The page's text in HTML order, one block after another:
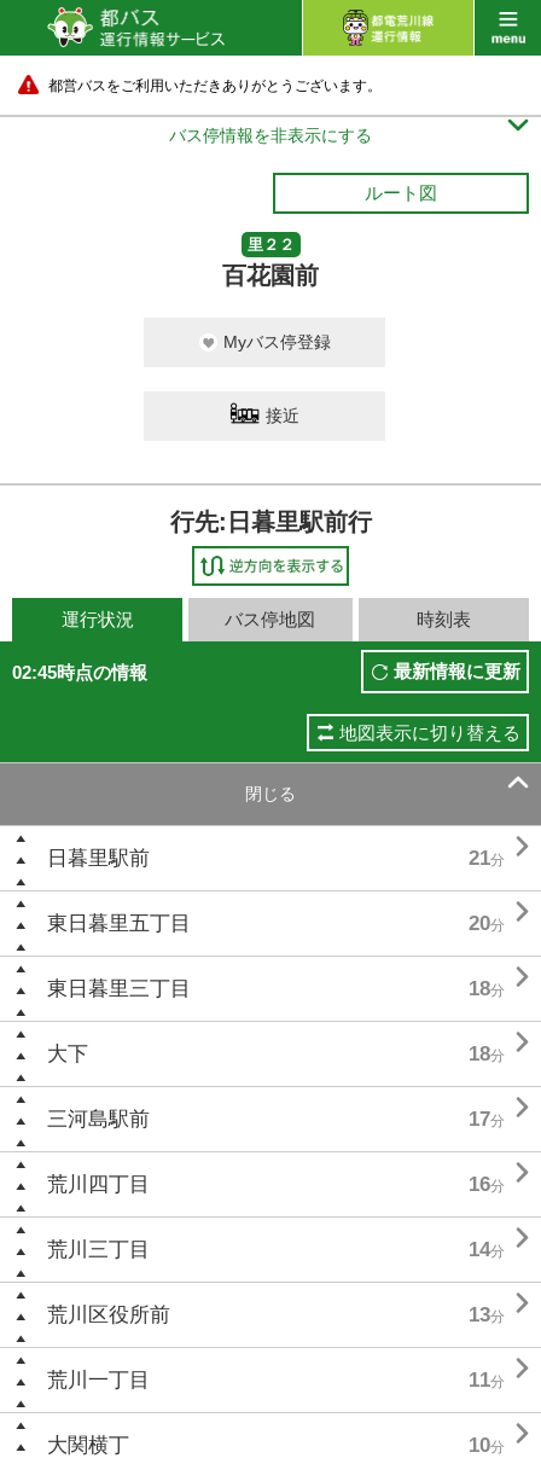
都営バスをご利用いただきありがとうございます。
バス停情報を非表示にする 
ルート図
里２２
百花園前
Myバス停登録
接近
行先:日暮里駅前行
運行状況 バス停地図 時刻表
02:45時点の情報 最新情報に更新
地図表示に切り替える
閉じる 
日暮里駅前 21分 
東日暮里五丁目 20分 
東日暮里三丁目 18分 
大下 18分 
三河島駅前 17分 
荒川四丁目 16分 
荒川三丁目 14分 
荒川区役所前 13分 
荒川一丁目 11分 
大関横丁 10分 